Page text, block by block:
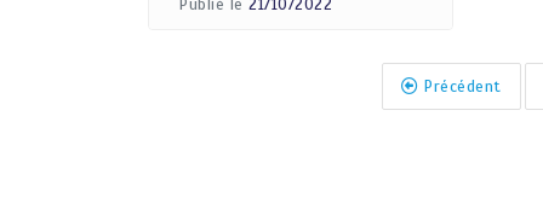
Publié le 21/10/2022
Précédent